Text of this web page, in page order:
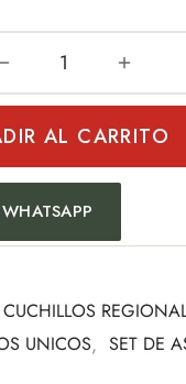
AL CARRITO
CUCHILLOS
UNICOS, SET DE